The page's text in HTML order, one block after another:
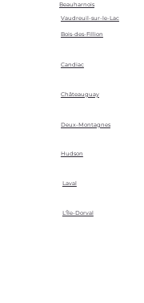
Vaudreuil-sur-le-Lac
Beauharnois
Bois-des-Fillion
Candiac
Châteauguay
Deux-Montagnes
Hudson
Laval
L'Île-Dorval